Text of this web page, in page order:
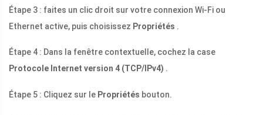
Étape 3 : faites un clic droit sur votre connexion Wi-Fi ou
Ethernet active, puis choisissez Propriétés .
Étape 4 : Dans la fenêtre contextuelle, cochez la case
Protocole Internet version 4 (TCP/IPv4) .
Étape 5 : Cliquez sur le Propriétés bouton.